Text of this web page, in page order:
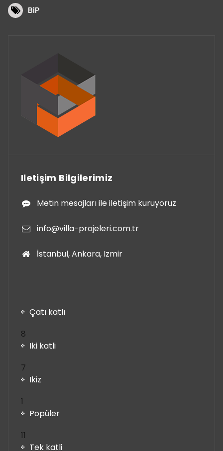
BiP
Iletişim Bilgilerimiz
Metin mesajları ile iletişim kuruyoruz
info@villa-projeleri.com.tr
İstanbul, Ankara, Izmir
Çatı katlı
8
ürün
Iki katli
7
ürün
Ikiz
1
ürün
Popüler
11
ürün
Tek katli